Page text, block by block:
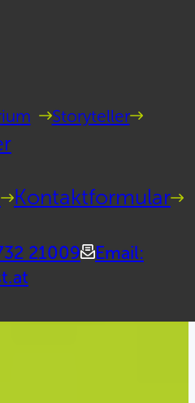
Storyteller
Kontaktformular
21009
Email: